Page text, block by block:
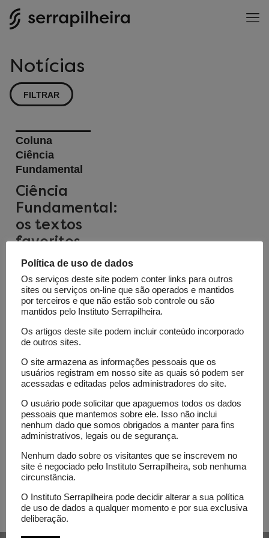
Notícias
FILTRAR
Coluna
Ciência
Fundamental
Ciência
Fundamental:
os textos
favoritos
de 2022
Divulgação
científica
#SerrapilheiraIndica:
favoritos
de 2024
Política de uso de dados
Os serviços deste site podem conter links para outros
sites ou serviços on-line que são operados e mantidos
por terceiros e que não estão sob controle ou são
mantidos pelo Instituto Serrapilheira.
Os artigos deste site podem incluir conteúdo incorporado
de outros sites.
O site armazena as informações pessoais que os
usuários registram em nosso site as quais só podem ser
acessadas e editadas pelos administradores do site.
O usuário pode solicitar que apaguemos todos os dados
pessoais que mantemos sobre ele. Isso não inclui
nenhum dado que somos obrigados a manter para fins
administrativos, legais ou de segurança.
Nenhum dado sobre os visitantes que se inscrevem no
site é negociado pelo Instituto Serrapilheira, sob nenhuma
circunstância.
O Instituto Serrapilheira pode decidir alterar a sua política
de uso de dados a qualquer momento e por sua exclusiva
deliberação.